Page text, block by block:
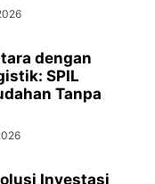
dengan
SPIL
Tanpa
Investasi